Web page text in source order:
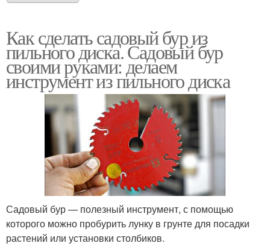
Как сделать садовый бур из
пильного диска. Садовый бур
своими руками: делаем
инструмент из пильного диска
Садовый бур — полезный инструмент, с помощью
которого можно пробурить лунку в грунте для посадки
растений или установки столбиков.